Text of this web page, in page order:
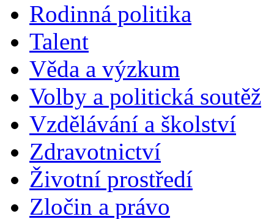
Rodinná politika
Talent
Věda a výzkum
Volby a politická soutěž
Vzdělávání a školství
Zdravotnictví
Životní prostředí
Zločin a právo